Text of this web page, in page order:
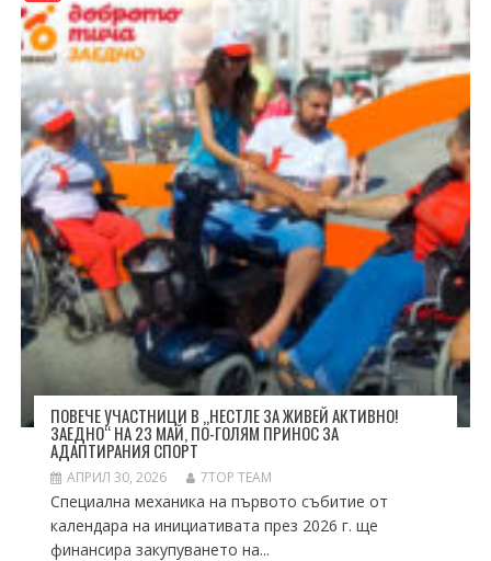
ПОВЕЧЕ УЧАСТНИЦИ В „НЕСТЛЕ ЗА ЖИВЕЙ АКТИВНО!
ЗАЕДНО“ НА 23 МАЙ, ПО-ГОЛЯМ ПРИНОС ЗА
АДАПТИРАНИЯ СПОРТ
АПРИЛ 30, 2026 7TOP TEAM
Специална механика на първото събитие от
календара на инициативата през 2026 г. ще
финансира закупуването на...